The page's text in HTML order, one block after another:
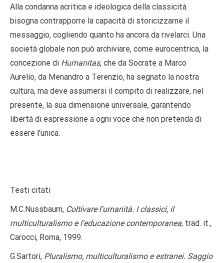
Alla condanna acritica e ideologica della classicità
bisogna contrapporre la capacità di storicizzarne il
messaggio, cogliendo quanto ha ancora da rivelarci. Una
società globale non può archiviare, come eurocentrica, la
concezione di Humanitas, che da Socrate a Marco
Aurelio, da Menandro a Terenzio, ha segnato la nostra
cultura, ma deve assumersi il compito di realizzare, nel
presente, la sua dimensione universale, garantendo
libertà di espressione a ogni voce che non pretenda di
essere l’unica.
Testi citati
M.C.Nussbaum, Coltivare l’umanità. I classici, il
multiculturalismo e l’educazione contemporanea, trad. it.,
Carocci, Roma, 1999.
G.Sartori, Pluralismo, multiculturalismo e estranei. Saggio